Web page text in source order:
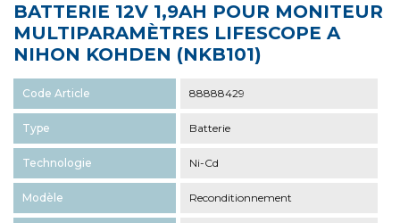
BATTERIE 12V 1,9AH POUR MONITEUR
MULTIPARAMÈTRES LIFESCOPE A
NIHON KOHDEN (NKB101)
Code Article 88888429
Type Batterie
Technologie Ni-Cd
Modèle Reconditionnement